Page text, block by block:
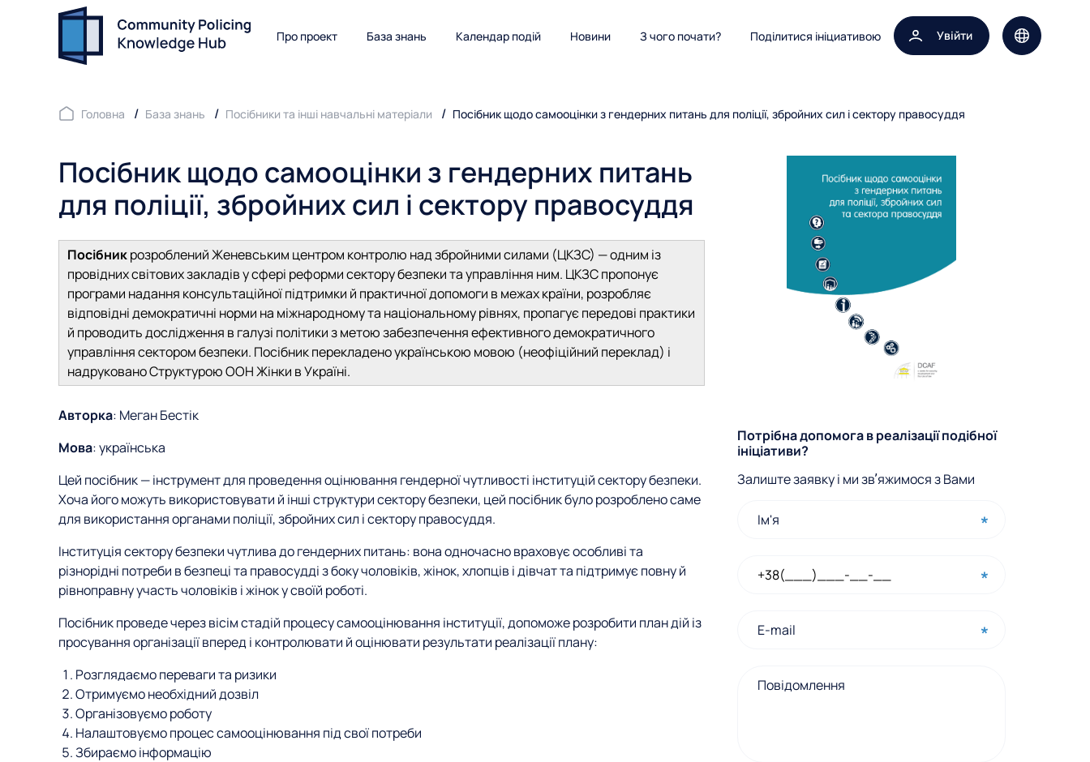
Про проект База знань Календар подій Новини З чого почати? Поділитися ініциативою Увійти Вибір мови
Головна База знань Посібники та інші навчальні матеріали Посібник щодо самооцінки з гендерних питань для поліції, збройних сил і сектору правосуддя
Посібник щодо самооцінки з гендерних питань
для поліції, збройних сил і сектору правосуддя
Посібникрозроблений Женевським центром контролю над збройними силами (ЦКЗС) — одним із
провідних світових закладів у сфері реформи сектору безпеки та управління ним. ЦКЗС пропонує
програми надання консультаційної підтримки й практичної допомоги в межах країни, розробляє
відповідні демократичні норми на міжнародному та національному рівнях, пропагує передові практики
й проводить дослідження в галузі політики з метою забезпечення ефективного демократичного
управління сектором безпеки. Посібник перекладено українською мовою (неофіційний переклад) і
надруковано Структурою ООН Жінки в Україні.
Авторка: Меган Бестік
Мова: українська
Цей посібник — інструмент для проведення оцінювання гендерної чутливості інституцій сектору безпеки.
Хоча його можуть використовувати й інші структури сектору безпеки, цей посібник було розроблено саме
для використання органами поліції, збройних сил і сектору правосуддя.
Інституція сектору безпеки чутлива до гендерних питань: вона одночасно враховує особливі та
різнорідні потреби в безпеці та правосудді з боку чоловіків, жінок, хлопців і дівчат та підтримує повну й
рівноправну участь чоловіків і жінок у своїй роботі.
Посібник проведе через вісім стадій процесу самооцінювання інституції, допоможе розробити план дій із
просування організації вперед і контролювати й оцінювати результати реалізації плану:
Розглядаємо переваги та ризики
Отримуємо необхідний дозвіл
Організовуємо роботу
Налаштовуємо процес самооцінювання під свої потреби
Збираємо інформацію
Ф
о
р
Потрібна допомога в реалізації подібної
ініціативи?
Залиште заявку і ми звʼяжимося з Вами